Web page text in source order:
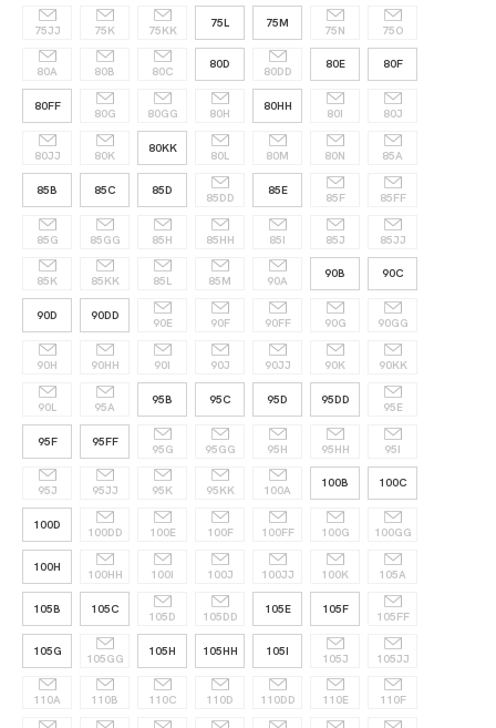
75JJ 75K 75KK
75L 75M
75N 75O
80A 80B 80C
80D
80DD
80E 80F
80FF
80G 80GG 80H
80HH
80I 80J
80JJ 80K
80KK
80L 80M 80N 85A
85B 85C 85D
85DD
85E
85F 85FF
85G 85GG 85H 85HH 85I 85J 85JJ
85K 85KK 85L 85M 90A
90B 90C
90D 90DD
90E 90F 90FF 90G 90GG
90H 90HH 90I 90J 90JJ 90K 90KK
90L 95A
95B 95C 95D 95DD
95E
95F 95FF
95G 95GG 95H 95HH 95I
95J 95JJ 95K 95KK 100A
100B 100C
100D
100DD 100E 100F 100FF 100G 100GG
100H
100HH 100I 100J 100JJ 100K 105A
105B 105C
105D 105DD
105E 105F
105FF
105G
105GG
105H 105HH 105I
105J 105JJ
110A 110B 110C 110D 110DD 110E 110F